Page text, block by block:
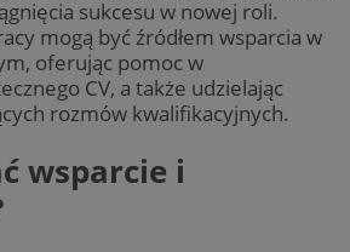
sukcesu w nowej roli.
mogą być źródłem wsparcia w
oferując pomoc w
CV, a także udzielając
rozmów kwalifikacyjnych.
wsparcie i